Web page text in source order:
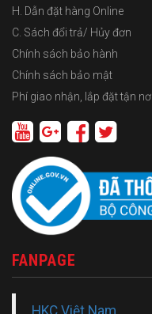
H. Dẫn đặt hàng Online
C. Sách đổi trả/ Hủy đơn
Chính sách bảo hành
Chính sách bảo mật
Phí giao nhận, lắp đặt tận nơi.
FANPAGE
HKC Việt Nam